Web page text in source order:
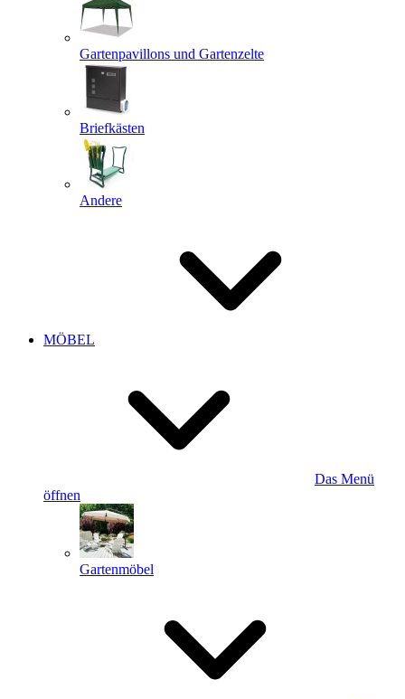
Gartenpavillons und Gartenzelte
Briefkästen
Andere
MÖBEL
Das Menü
öffnen
Gartenmöbel